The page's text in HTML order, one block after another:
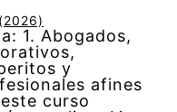
1. Abogados,
y
afines
curso